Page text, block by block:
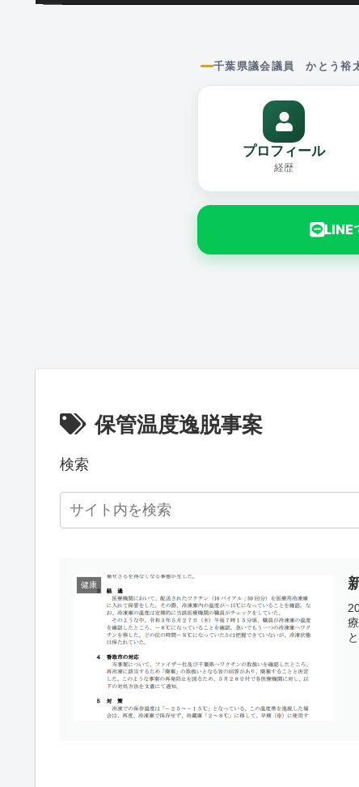
千葉県議会議員 かとう裕
プロフィール
経歴
LINE
保管温度逸脱事案
検索
健康